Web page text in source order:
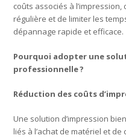
coûts associés à
régulière et de limiter les
dépannage rapide et efficace.
Pourquoi adopter une
professionnelle?
Réduction des coûts
Une solution d’impression
liés à l’achat de matériel et